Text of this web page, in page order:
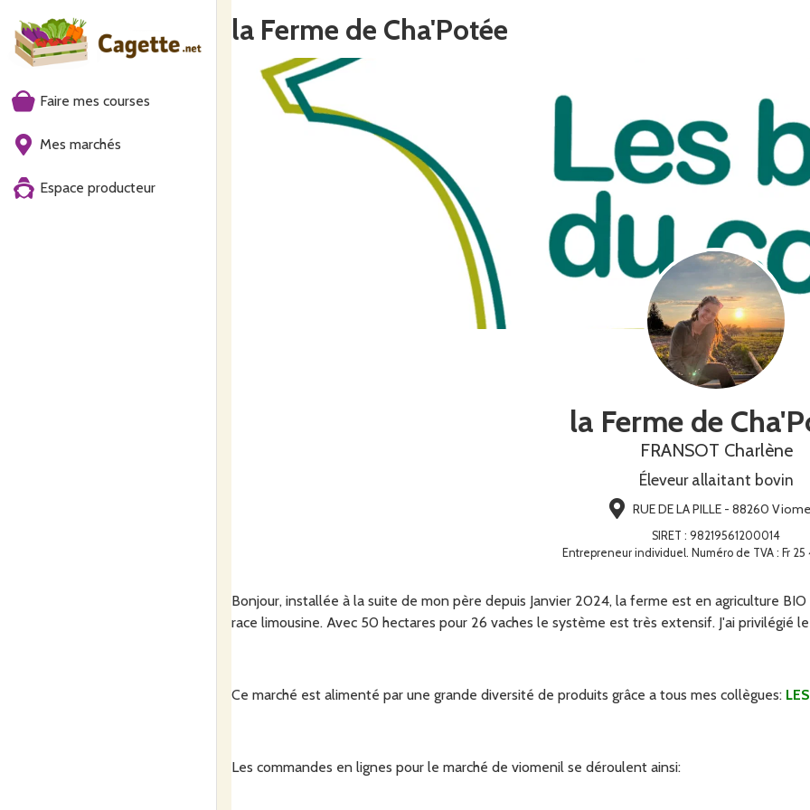
Faire mes courses
Mes marchés
Espace producteur
la Ferme de Cha'Potée
la Ferme de
FRANSOT Charlène
Éleveur allaitant bovin
RUE DE LA PILLE - 88260
SIRET : 98219561200014
Entrepreneur individuel. Numéro de TVA : Fr 25
Bonjour, installée à la suite de mon père depuis Janvier 2024, la ferme est en agriculture
race limousine. Avec 50 hectares pour 26 vaches le système est très extensif. J'ai privilégié
Ce marché est alimenté par une grande diversité de produits grâce a tous mes collègues:
Les commandes en lignes pour le marché de viomenil se déroulent ainsi: